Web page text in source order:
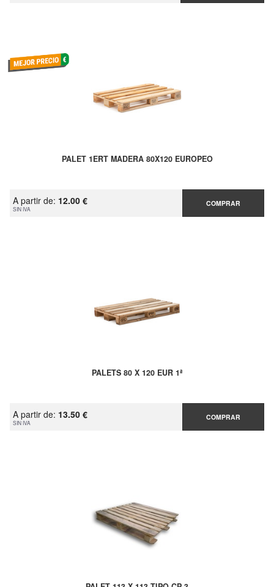
PALET 1ERT MADERA 80X120 EUROPEO
A partir de: 12.00 €
SIN IVA
COMPRAR
PALETS 80 X 120 EUR 1ª
A partir de: 13.50 €
SIN IVA
COMPRAR